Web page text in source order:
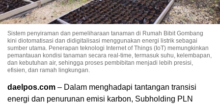
Sistem penyiraman dan pemeliharaan tanaman di Rumah Bibit Gombang
kini diotomatisasi dan didigitalisasi menggunakan energi listrik sebagai
sumber utama. Penerapan teknologi Internet of Things (IoT) memungkinkan
pemantauan kondisi tanaman secara real-time, termasuk suhu, kelembapan,
dan kebutuhan air, sehingga proses pembibitan menjadi lebih presisi,
efisien, dan ramah lingkungan.
daelpos.com – Dalam menghadapi tantangan transisi
energi dan penurunan emisi karbon, Subholding PLN